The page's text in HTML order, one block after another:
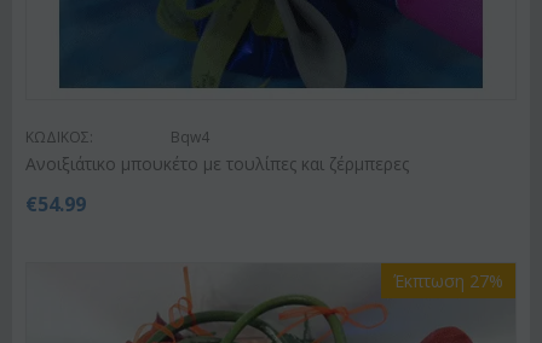
ΚΩΔΙΚΟΣ: Bqw4
Ανοιξιάτικο μπουκέτο με τουλίπες και ζέρμπερες
€54.99
Έκπτωση 27%